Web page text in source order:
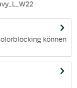
können